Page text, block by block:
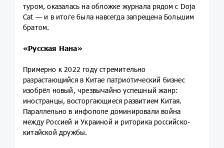
туром, оказалась на обложке журнала рядом с Doja
Cat — и в итоге была навсегда запрещена Большим
братом.
«Русская Нана»
Примерно к 2022 году стремительно
разрастающийся в Китае патриотический бизнес
изобрёл новый, чрезвычайно успешный жанр:
иностранцы, восторгающиеся развитием Китая.
Параллельно в инфополе доминировали война
между Россией и Украиной и риторика российско-
китайской дружбы.